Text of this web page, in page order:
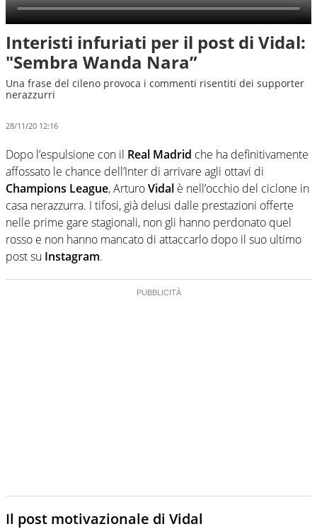
Interisti infuriati per il post di Vidal:
"Sembra Wanda Nara”
Una frase del cileno provoca i commenti risentiti dei supporter
nerazzurri
28/11/20 12:16
Dopo l’espulsione con il Real Madrid che ha definitivamente
affossato le chance dell’Inter di arrivare agli ottavi di
Champions League, ArturoVidal è nell’occhio del ciclone in
casa nerazzurra. I tifosi, già delusi dalle prestazioni offerte
nelle prime gare stagionali, non gli hanno perdonato quel
rosso e non hanno mancato di attaccarlo dopo il suo ultimo
post su Instagram.
Il post motivazionale di Vidal